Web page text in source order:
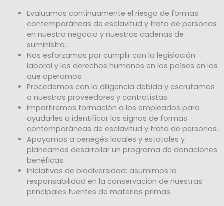
Evaluamos continuamente el riesgo de formas
contemporáneas de esclavitud y trata de personas
en nuestro negocio y nuestras cadenas de
suministro.
Nos esforzamos por cumplir con la legislación
laboral y los derechos humanos en los países en los
que operamos.
Procedemos con la diligencia debida y escrutamos
a nuestros proveedores y contratistas.
Impartiremos formación a los empleados para
ayudarles a identificar los signos de formas
contemporáneas de esclavitud y trata de personas.
Apoyamos a oenegés locales y estatales y
planeamos desarrollar un programa de donaciones
benéficas.
Iniciativas de biodiversidad: asumimos la
responsabilidad en la conservación de nuestras
principales fuentes de materias primas.